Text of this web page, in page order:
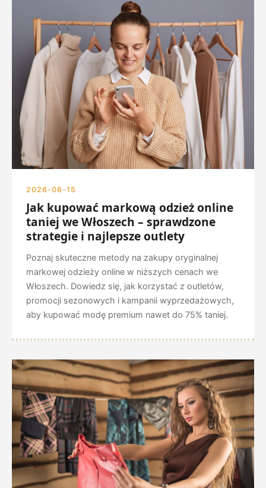
2026-06-15
Jak kupować markową odzież online
taniej we Włoszech – sprawdzone
strategie i najlepsze outlety
Poznaj skuteczne metody na zakupy oryginalnej
markowej odzieży online w niższych cenach we
Włoszech. Dowiedz się, jak korzystać z outletów,
promocji sezonowych i kampanii wyprzedażowych,
aby kupować modę premium nawet do 75% taniej.